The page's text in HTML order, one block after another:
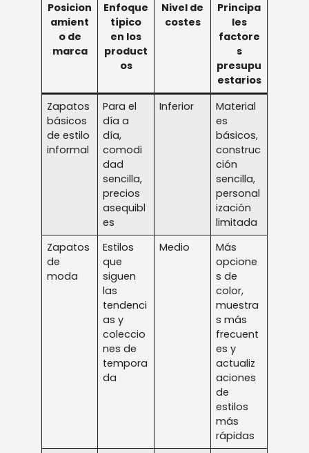
Posicion
amient
o de
marca
Enfoque
típico
en los
product
os
Nivel de
costes
Principa
les
factore
s
presupu
estarios
Zapatos
básicos
de estilo
informal
Para el
día a
día,
comodi
dad
sencilla,
precios
asequibl
es
Inferior
Material
es
básicos,
construc
ción
sencilla,
personal
ización
limitada
Zapatos
de
moda
Estilos
que
siguen
las
tendenci
as y
coleccio
nes de
tempora
da
Medio
Más
opcione
s de
color,
muestra
s más
frecuent
es y
actualiz
aciones
de
estilos
más
rápidas